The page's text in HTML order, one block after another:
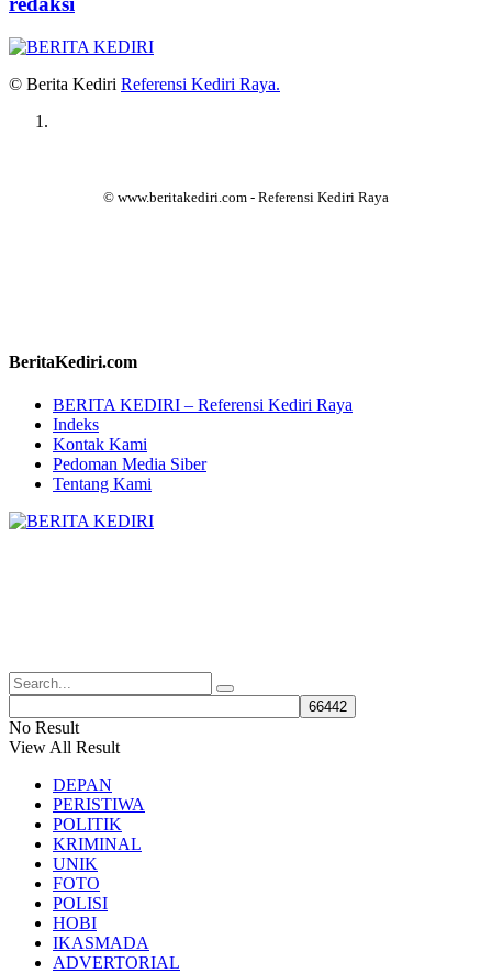
© Berita Kediri Referensi Kediri Raya.
© www.beritakediri.com - Referensi Kediri Raya
BeritaKediri.com
BERITA KEDIRI – Referensi Kediri Raya
Indeks
Kontak Kami
Pedoman Media Siber
Tentang Kami
No Result
View All Result
DEPAN
PERISTIWA
POLITIK
KRIMINAL
UNIK
FOTO
POLISI
HOBI
IKASMADA
ADVERTORIAL